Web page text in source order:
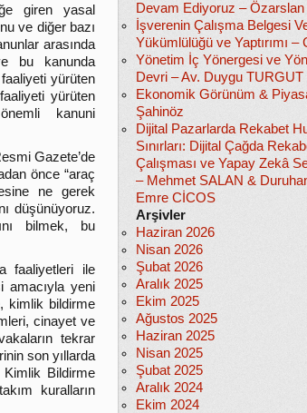
giren yasal
ve diğer bazı
arasında
bu kanunda
yürüten
yürüten
kanuni
Gazete’de
önce “araç
ne gerek
düşünüyoruz.
bilmek, bu
faaliyetleri ile
amacıyla yeni
kimlik bildirme
cinayet ve
tekrar
son yıllarda
Kimlik Bildirme
kuralların
Devam Ediyoruz – Özarslan
İşverenin Çalışma Belgesi
Yükümlülüğü ve Yaptırımı –
Yönetim İç Yönergesi ve
Devri – Av. Duygu TURGUT
Ekonomik Görünüm &
Şahinöz
Dijital Pazarlarda Rekabet
Sınırları: Dijital Çağda
Çalışması ve Yapay Zekâ
– Mehmet SALAN &
Emre CİCOS
Arşivler
Haziran 2026
Nisan 2026
Şubat 2026
Aralık 2025
Ekim 2025
Ağustos 2025
Haziran 2025
Nisan 2025
Şubat 2025
Aralık 2024
Ekim 2024